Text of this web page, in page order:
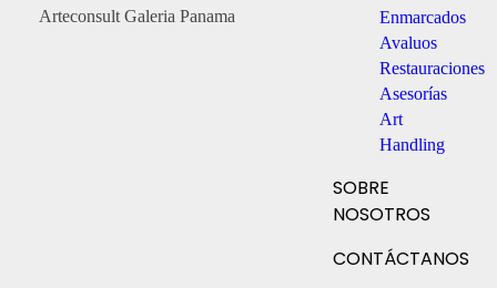
Arteconsult Galeria Panama
Enmarcados
Avaluos
Restauraciones
Asesorías
Art
Handling
SOBRE
NOSOTROS
CONTÁCTANOS